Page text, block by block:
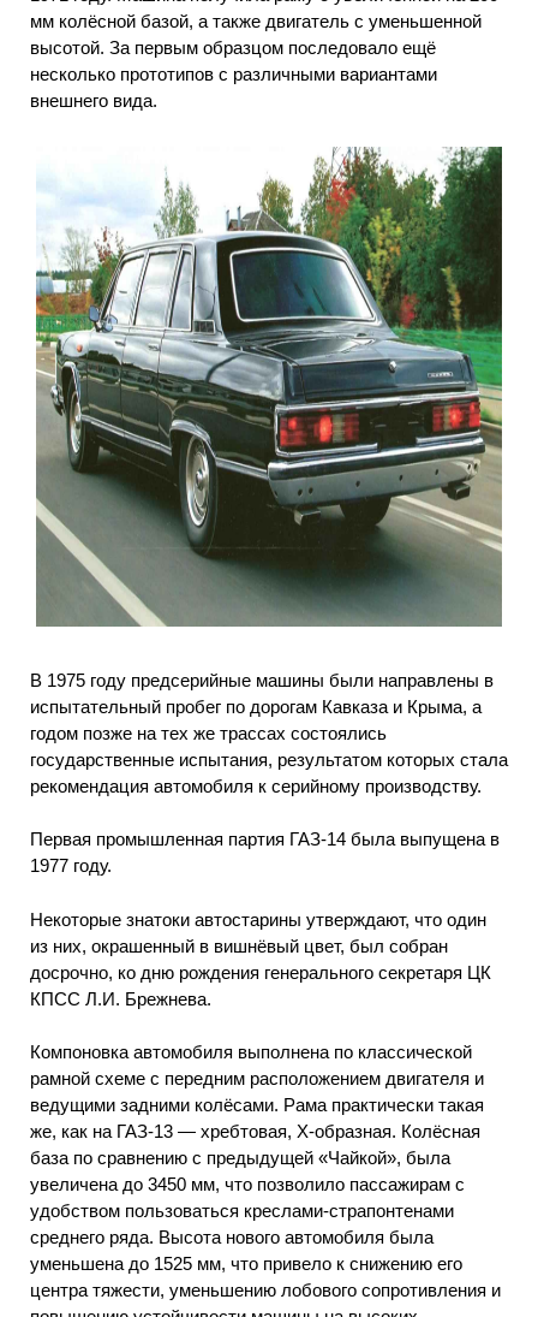
мм колёсной базой, а также двигатель с уменьшенной
высотой. За первым образцом последовало ещё
несколько прототипов с различными вариантами
внешнего вида.
В 1975 году предсерийные машины были направлены в
испытательный пробег по дорогам Кавказа и Крыма, а
годом позже на тех же трассах состоялись
государственные испытания, результатом которых стала
рекомендация автомобиля к серийному производству.
Первая промышленная партия ГАЗ-14 была выпущена в
1977 году.
Некоторые знатоки автостарины утверждают, что один
из них, окрашенный в вишнёвый цвет, был собран
досрочно, ко дню рождения генерального секретаря ЦК
КПСС Л.И. Брежнева.
Компоновка автомобиля выполнена по классической
рамной схеме с передним расположением двигателя и
ведущими задними колёсами. Рама практически такая
же, как на ГАЗ-13 — хребтовая, Х-образная. Колёсная
база по сравнению с предыдущей «Чайкой», была
увеличена до 3450 мм, что позволило пассажирам с
удобством пользоваться креслами-страпонтенами
среднего ряда. Высота нового автомобиля была
уменьшена до 1525 мм, что привело к снижению его
центра тяжести, уменьшению лобового сопротивления и